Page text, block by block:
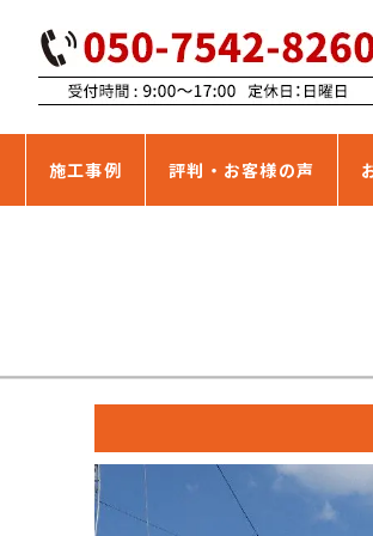
施工事例 評判・お客様の声